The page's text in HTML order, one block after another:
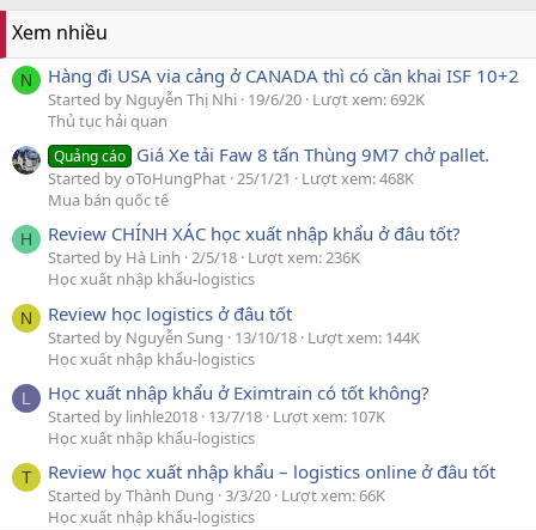
Xem nhiều
N Hàng đi USA via cảng ở CANADA thì có cần khai ISF 10+2
Started by Nguyễn Thị Nhi 19/6/20 Lượt xem: 692K
Thủ tục hải quan
Quảng cáo Giá Xe tải Faw 8 tấn Thùng 9M7 chở pallet.
Started by oToHungPhat 25/1/21
Lượt xem: 468K
Mua bán quốc tế
H Review CHÍNH XÁC học xuất nhập khẩu ở đâu tốt?
Started by Hà Linh 2/5/18 Lượt xem: 236K
Học xuất nhập khẩu-logistics
N Review học logistics ở đâu tốt
Started by Nguyễn Sung 13/10/18 Lượt xem: 144K
Học xuất nhập khẩu-logistics
L Học xuất nhập khẩu ở Eximtrain có tốt không?
Started by linhle2018 13/7/18 Lượt xem: 107K
Học xuất nhập khẩu-logistics
T Review học xuất nhập khẩu – logistics online ở đâu tốt
Started by Thành Dung 3/3/20 Lượt xem: 66K
Học xuất nhập khẩu-logistics